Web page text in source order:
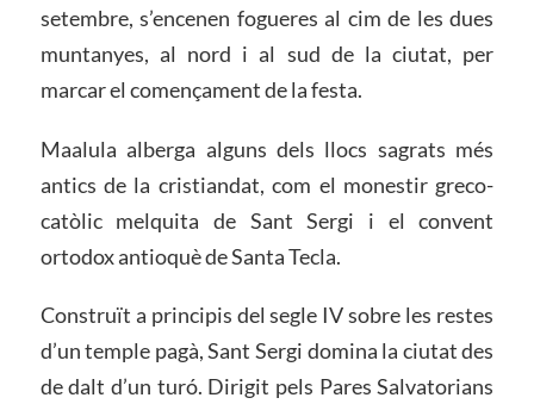
setembre, s’encenen fogueres al cim de les dues
muntanyes, al nord i al sud de la ciutat, per
marcar el començament de la festa.
Maalula alberga alguns dels llocs sagrats més
antics de la cristiandat, com el monestir greco-
catòlic melquita de Sant Sergi i el convent
ortodox antioquè de Santa Tecla.
Construït a principis del segle IV sobre les restes
d’un temple pagà, Sant Sergi domina la ciutat des
de dalt d’un turó. Dirigit pels Pares Salvatorians